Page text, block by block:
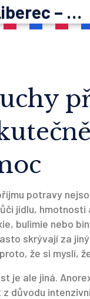
Inspirace Liberec – psychoterapie
potravy
jídlu,
bulimie nebo
skrývají za
že si myslí,
je ale jiná.
důvodu